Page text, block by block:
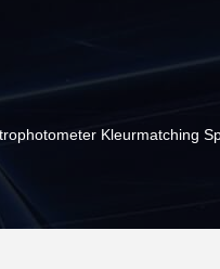
Kleurmatching